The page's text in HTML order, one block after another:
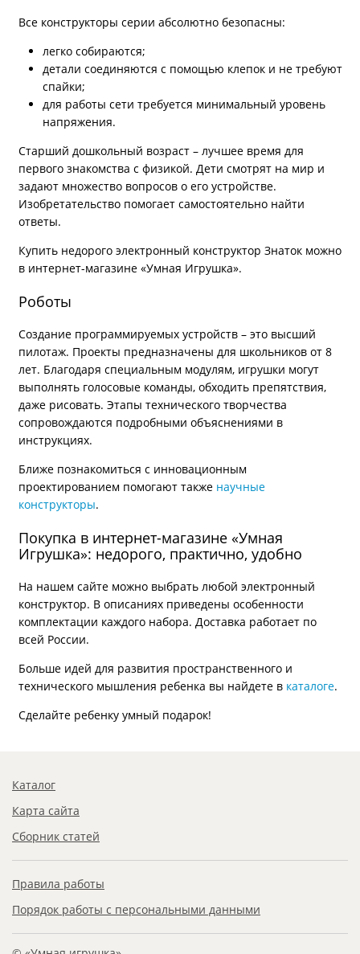
Все конструкторы серии абсолютно безопасны:
легко собираются;
детали соединяются с помощью клепок и не требуют
спайки;
для работы сети требуется минимальный уровень
напряжения.
Старший дошкольный возраст – лучшее время для
первого знакомства с физикой. Дети смотрят на мир и
задают множество вопросов о его устройстве.
Изобретательство помогает самостоятельно найти
ответы.
Купить недорого электронный конструктор Знаток можно
в интернет-магазине «Умная Игрушка».
Роботы
Создание программируемых устройств – это высший
пилотаж. Проекты предназначены для школьников от 8
лет. Благодаря специальным модулям, игрушки могут
выполнять голосовые команды, обходить препятствия,
даже рисовать. Этапы технического творчества
сопровождаются подробными объяснениями в
инструкциях.
Ближе познакомиться с инновационным
проектированием помогают также научные
конструкторы.
Покупка в интернет-магазине «Умная
Игрушка»: недорого, практично, удобно
На нашем сайте можно выбрать любой электронный
конструктор. В описаниях приведены особенности
комплектации каждого набора. Доставка работает по
всей России.
Больше идей для развития пространственного и
технического мышления ребенка вы найдете в каталоге.
Сделайте ребенку умный подарок!
Каталог
Карта сайта
Сборник статей
Правила работы
Порядок работы с персональными данными